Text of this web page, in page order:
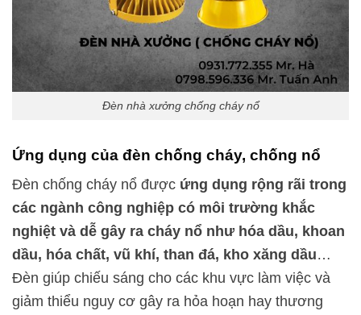
Đèn nhà xưởng chống cháy nổ
Ứng dụng của đèn chống cháy, chống nổ
Đèn chống cháy nổ được ứng dụng rộng rãi trong
các ngành công nghiệp có môi trường khắc
nghiệt và dễ gây ra cháy nổ như hóa dầu, khoan
dầu, hóa chất, vũ khí, than đá, kho xăng dầu…
Đèn giúp chiếu sáng cho các khu vực làm việc và
giảm thiểu nguy cơ gây ra hỏa hoạn hay thương